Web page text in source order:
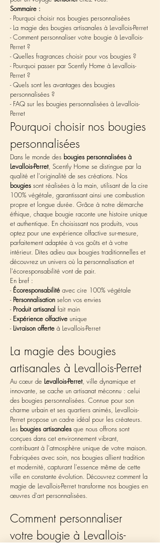
Sommaire :
- Pourquoi choisir nos bougies personnalisées
- La magie des bougies artisanales à Levallois-Perret
- Comment personnaliser votre bougie à Levallois-
Perret ?
- Quelles fragrances choisir pour vos bougies ?
- Pourquoi passer par Scently Home à Levallois-
Perret ?
- Quels sont les avantages des bougies
personnalisées ?
- FAQ sur les bougies personnalisées à Levallois-
Perret
Pourquoi choisir nos bougies
personnalisées
Dans le monde des bougies personnalisées à
Levallois-Perret, Scently Home se distingue par la
qualité et l'originalité de ses créations. Nos
bougies sont réalisées à la main, utilisant de la cire
100% végétale, garantissant ainsi une combustion
propre et longue durée. Grâce à notre démarche
éthique, chaque bougie raconte une histoire unique
et authentique. En choisissant nos produits, vous
optez pour une expérience olfactive sur-mesure,
parfaitement adaptée à vos goûts et à votre
intérieur. Dites adieu aux bougies traditionnelles et
découvrez un univers où la personnalisation et
l'écoresponsabilité vont de pair.
En bref :
- Écoresponsabilité avec cire 100% végétale
- Personnalisation selon vos envies
- Produit artisanal fait main
- Expérience olfactive unique
- Livraison offerte à Levallois-Perret
La magie des bougies
artisanales à Levallois-Perret
Au cœur de Levallois-Perret, ville dynamique et
innovante, se cache un artisanat méconnu : celui
des bougies personnalisées. Connue pour son
charme urbain et ses quartiers animés, Levallois-
Perret propose un cadre idéal pour les créateurs.
Les bougies artisanales que nous offrons sont
conçues dans cet environnement vibrant,
contribuant à l'atmosphère unique de votre maison.
Fabriquées avec soin, nos bougies allient tradition
et modernité, capturant l'essence même de cette
ville en constante évolution. Découvrez comment la
magie de Levallois-Perret transforme nos bougies en
œuvres d'art personnalisées.
Comment personnaliser
votre bougie à Levallois-